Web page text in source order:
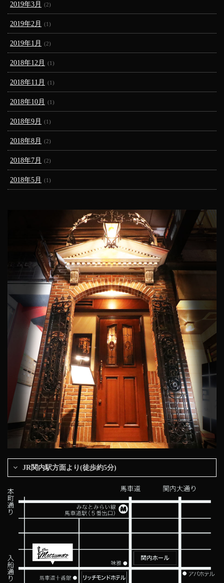
2019年3月 (2)
2019年2月 (1)
2019年1月 (2)
2018年12月 (1)
2018年11月 (1)
2018年10月 (1)
2018年9月 (1)
2018年8月 (2)
2018年7月 (2)
2018年5月 (1)
JR関内駅方面より(徒歩約5分)